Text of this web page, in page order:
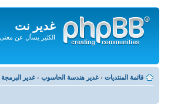
غدير نت
الكثير يسأل عن معنى
المحتويات
قائمة المنتديات ‹ غدير هندسة الحاسوب ‹ غدير البرمجة